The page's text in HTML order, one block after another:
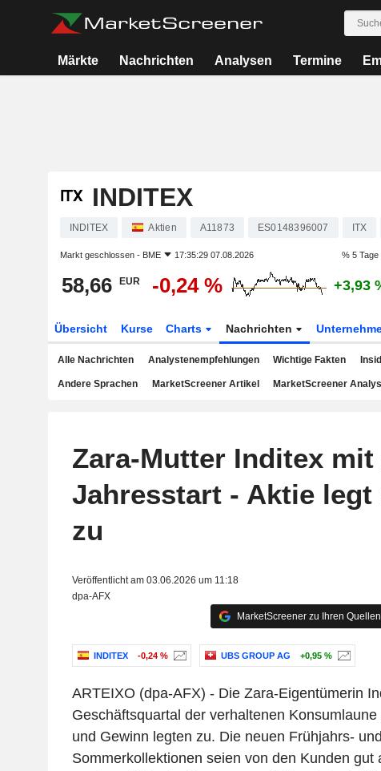
Märkte Nachrichten Analysen Termine
INDITEX
INDITEX Aktien A11873 ES0148396007 ITX
Markt geschlossen - BME 17:35:29 07.08.2026 % 5 Tage
58,66 EUR -0,24 % +3,93
Übersicht Kurse Charts Nachrichten
Alle Nachrichten Analystenempfehlungen Wichtige Fakten
Andere Sprachen MarketScreener Artikel MarketScreener
Zara-Mutter Inditex mit
Jahresstart - Aktie
zu
Veröffentlicht am 03.06.2026 um 11:18
dpa-AFX
MarketScreener zu Ihren
INDITEX -0,24 % UBS GROUP AG +0,95 %
ARTEIXO (dpa-AFX) - Die Zara-Eigentümerin
Geschäftsquartal der verhaltenen
und Gewinn legten zu. Die neuen Frühjahrs- und
Sommerkollektionen seien von den Kunden gut